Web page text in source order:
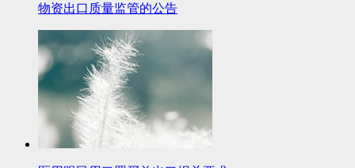
物资出口质量监管的公告